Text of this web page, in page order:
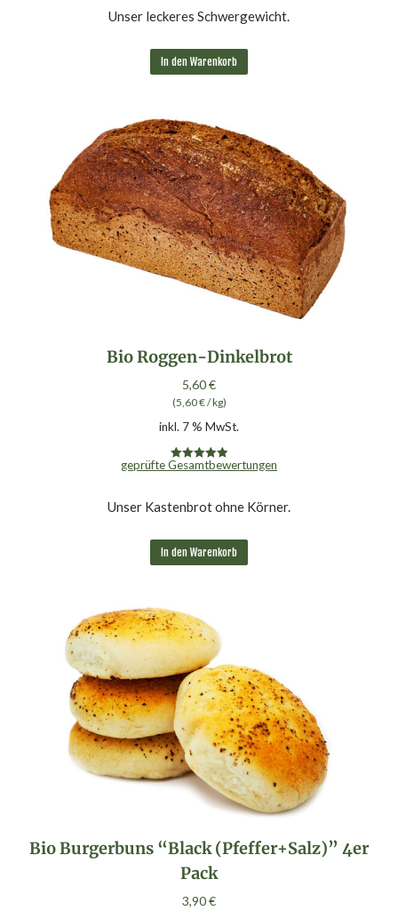
Unser leckeres Schwergewicht.
In den Warenkorb
Bio Roggen-Dinkelbrot
5,60€
(5,60€/kg)
inkl. 7 % MwSt.
Bewertet mit
geprüfte Gesamtbewertungen
Unser Kastenbrot ohne Körner.
In den Warenkorb
Bio Burgerbuns “Black (Pfeffer+Salz)” 4er
Pack
3,90€